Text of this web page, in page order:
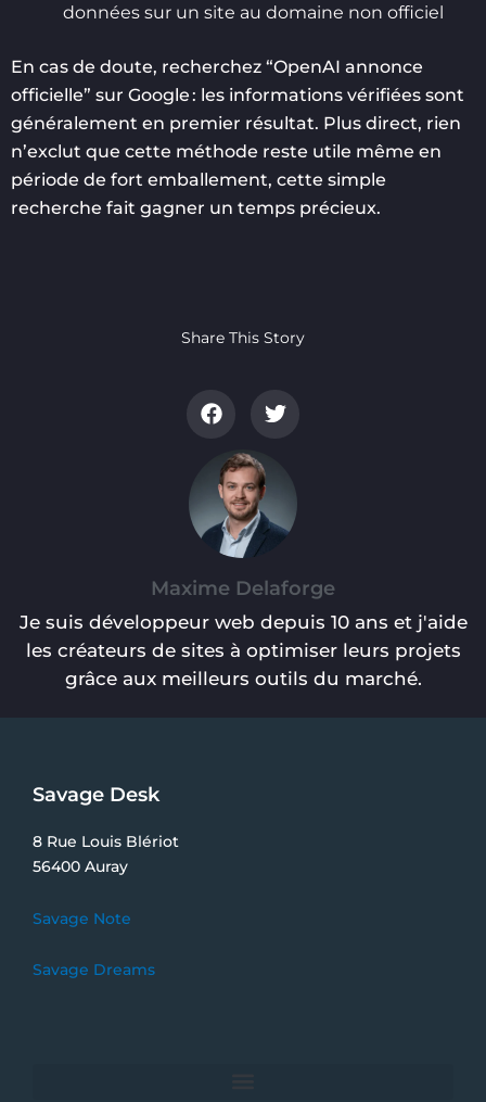
données sur un site au domaine non officiel
En cas de doute, recherchez “OpenAI annonce
officielle” sur Google : les informations vérifiées sont
généralement en premier résultat. Plus direct, rien
n’exclut que cette méthode reste utile même en
période de fort emballement, cette simple
recherche fait gagner un temps précieux.
Share This Story
Maxime Delaforge
Je suis développeur web depuis 10 ans et j'aide
les créateurs de sites à optimiser leurs projets
grâce aux meilleurs outils du marché.
Savage Desk
8 Rue Louis Blériot
56400 Auray
Savage Note
Savage Dreams